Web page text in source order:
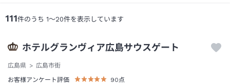
111件のうち 1～20件を表示しています
ホテルグランヴィア広島サウスゲート
広島県
広島市街
お客様アンケート評価
90 点